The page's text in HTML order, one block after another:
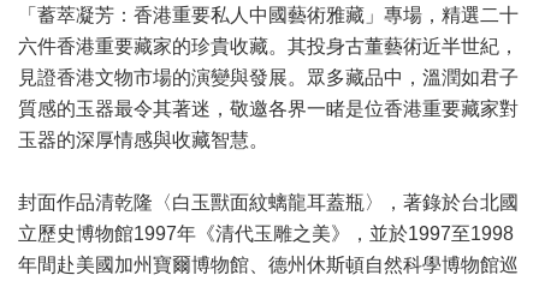
「蓄萃凝芳：香港重要私人中國藝術雅藏」專場，精選二十
六件香港重要藏家的珍貴收藏。其投身古董藝術近半世紀，
見證香港文物市場的演變與發展。眾多藏品中，溫潤如君子
質感的玉器最令其著迷，敬邀各界一睹是位香港重要藏家對
玉器的深厚情感與收藏智慧。
封面作品清乾隆〈白玉獸面紋螭龍耳蓋瓶〉，著錄於台北國
立歷史博物館1997年《清代玉雕之美》，並於1997至1998
年間赴美國加州寶爾博物館、德州休斯頓自然科學博物館巡